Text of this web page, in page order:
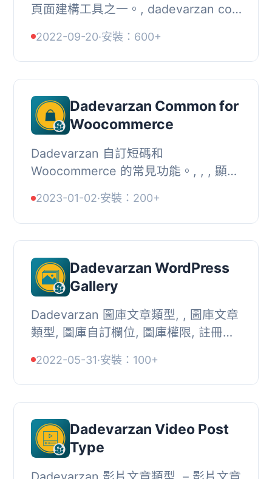
頁面建構工具之一。, dadevarzan co.
網站。, On Scroll Add CSS CLASS,
在這個儲存...
2022-09-20·安裝：600+
Dadevarzan Common for
Woocommerce
Dadevarzan 自訂短碼和
Woocommerce 的常見功能。, , , 顯示
[dv_wc_product_images count=’1′
size=’medium&#...
2023-01-02·安裝：200+
Dadevarzan WordPress
Gallery
Dadevarzan 圖庫文章類型, , 圖庫文章
類型, 圖庫自訂欄位, 圖庫權限, 註冊主
2022-05-31·安裝：100+
Dadevarzan Video Post
Type